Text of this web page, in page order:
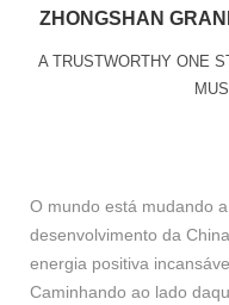
ZHONGSHAN
A TRUSTWORTHY ONE
O mundo está mudando
desenvolvimento da
energia positiva
Caminhando ao lado